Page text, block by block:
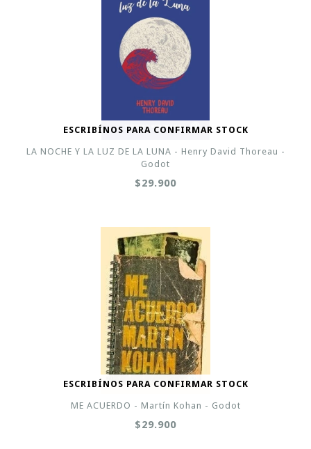
ESCRIBÍNOS PARA CONFIRMAR STOCK
LA NOCHE Y LA LUZ DE LA LUNA - Henry David Thoreau -
Godot
$29.900
ESCRIBÍNOS PARA CONFIRMAR STOCK
ME ACUERDO - Martín Kohan - Godot
$29.900